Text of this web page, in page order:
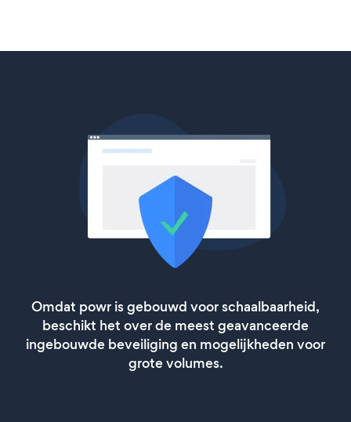
Omdat powr is gebouwd voor schaalbaarheid,
beschikt het over de meest geavanceerde
ingebouwde beveiliging en mogelijkheden voor
grote volumes.